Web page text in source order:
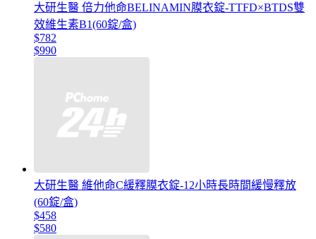
大研生醫 倍力他命BELINAMIN膜衣錠-TTFD×BTDS雙
效維生素B1(60錠/盒)
$782
$990
大研生醫 維他命C緩釋膜衣錠-12小時長時間緩慢釋放
(60錠/盒)
$458
$580